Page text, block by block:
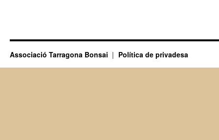
Associació Tarragona Bonsai Política de privadesa